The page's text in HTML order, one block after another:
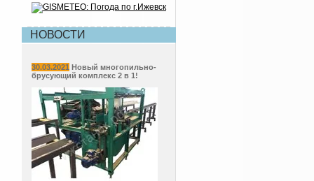
НОВОСТИ
30.03.2021 Новый многопильно-
брусующий комплекс 2 в 1!